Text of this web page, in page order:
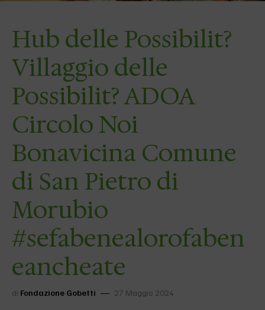
Hub delle Possibilit?
Villaggio delle
Possibilit? ADOA
Circolo Noi
Bonavicina Comune
di San Pietro di
Morubio
#sefabenealorofaben
eancheate
di Fondazione Gobetti 27 Maggio 2024